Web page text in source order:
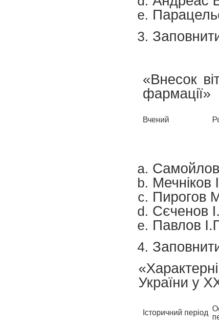
«Внесок
фармації»
Вчений
Мечніков
Пирогов
Сєченов
Павлов
України у
Історичний період